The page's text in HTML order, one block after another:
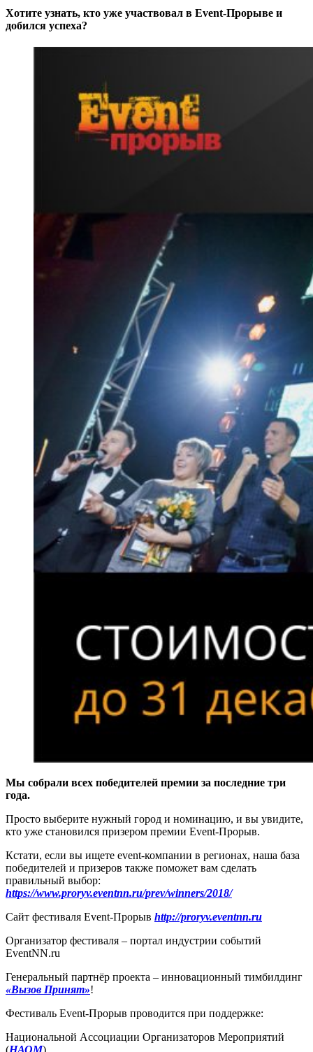
Хотите узнать, кто уже участвовал в Event-Прорыве и
добился успеха?
Мы собрали всех победителей премии за последние три
года.
Просто выберите нужный город и номинацию, и вы увидите,
кто уже становился призером премии Event-Прорыв.
Кстати, если вы ищете event-компании в регионах, наша база
победителей и призеров также поможет вам сделать
правильный выбор:
https://www.proryv.eventnn.ru/prev/winners/2018/
Сайт фестиваля Event-Прорыв http://proryv.eventnn.ru
Организатор фестиваля – портал индустрии событий
EventNN.ru
Генеральный партнёр проекта – инновационный тимбилдинг
«Вызов Принят»!
Фестиваль Event-Прорыв проводится при поддержке:
Национальной Ассоциации Организаторов Мероприятий
(НАОМ)